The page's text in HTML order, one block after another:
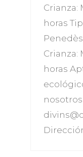
Crianza:
horas
Crianza:
horas
nosotros